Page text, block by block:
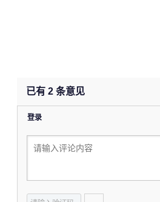
已有 2 条意见
登录